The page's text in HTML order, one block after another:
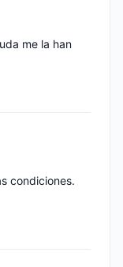
me la han
condiciones.